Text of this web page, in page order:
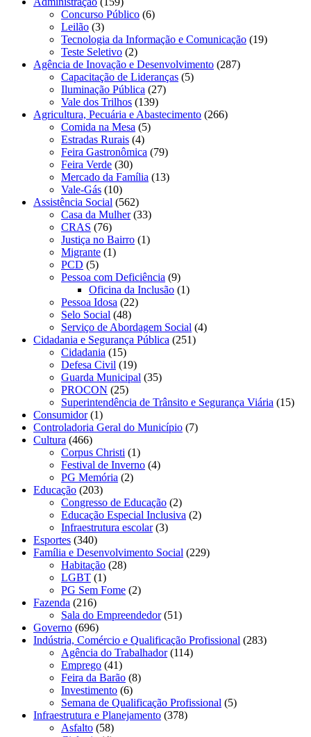
Concurso Público (6)
Leilão (3)
Tecnologia da Informação e Comunicação (19)
Teste Seletivo (2)
Agência de Inovação e Desenvolvimento (287)
Capacitação de Lideranças (5)
Iluminação Pública (27)
Vale dos Trilhos (139)
Agricultura, Pecuária e Abastecimento (266)
Comida na Mesa (5)
Estradas Rurais (4)
Feira Gastronômica (79)
Feira Verde (30)
Mercado da Família (13)
Vale-Gás (10)
Assistência Social (562)
Casa da Mulher(33)
CRAS (76)
Justiça no Bairro (1)
Migrante (1)
PCD (5)
Pessoa com Deficiência (9)
Oficina da Inclusão (1)
Pessoa Idosa (22)
Selo Social (48)
Serviço de Abordagem Social (4)
Cidadania e Segurança Pública (251)
Cidadania (15)
Defesa Civil (19)
Guarda Municipal (35)
PROCON (25)
Superintendência de Trânsito e Segurança Viária (15)
Consumidor(1)
Controladoria Geral do Município (7)
Cultura (466)
Corpus Christi (1)
Festival de Inverno (4)
PG Memória (2)
Educação (203)
Congresso de Educação (2)
Educação Especial Inclusiva (2)
Infraestrutura escolar(3)
Esportes (340)
Família e Desenvolvimento Social (229)
Habitação (28)
LGBT (1)
PG Sem Fome (2)
Fazenda (216)
Sala do Empreendedor(51)
Governo (696)
Indústria, Comércio e Qualificação Profissional (283)
Agência do Trabalhador(114)
Emprego (41)
Feira da Barão (8)
Investimento (6)
Semana de Qualificação Profissional (5)
Infraestrutura e Planejamento (378)
Asfalto (58)